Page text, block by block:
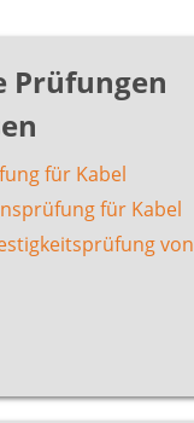
Prüfungen
für Kabel
für Kabel
von